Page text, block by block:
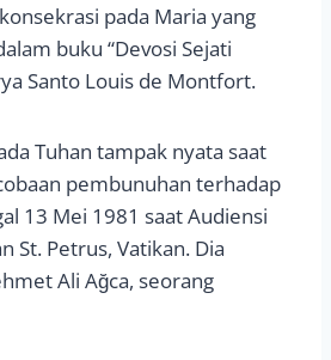
pada Maria yang
buku “Devosi Sejati
Santo Louis de Montfort.
Tuhan tampak nyata saat
pembunuhan terhadap
13 Mei 1981 saat Audiensi
St. Petrus, Vatikan. Dia
Ali Ağca, seorang